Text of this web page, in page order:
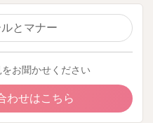
とマナー
お聞かせください
わせはこちら